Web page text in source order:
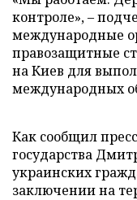
контроле», –
международные
правозащитные
на Киев для
международных
Как сообщил
государства
украинских
заключении на